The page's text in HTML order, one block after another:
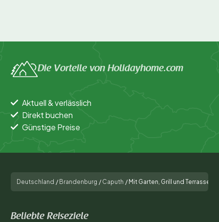
Die Vorteile von Holidayhome.com
Aktuell & verlässlich
Direkt buchen
Günstige Preise
Deutschland / Brandenburg / Caputh / Mit Garten, Grill und Terrasse
Beliebte Reiseziele